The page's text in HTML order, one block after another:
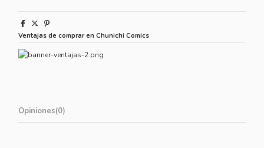
Ventajas de comprar en Chunichi Comics
Opiniones(0)